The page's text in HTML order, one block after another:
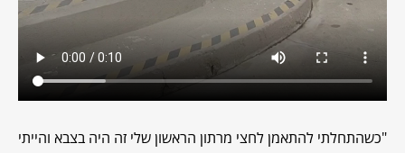
"כשהתחלתי להתאמן לחצי מרתון הראשון שלי זה היה בצבא והייתי